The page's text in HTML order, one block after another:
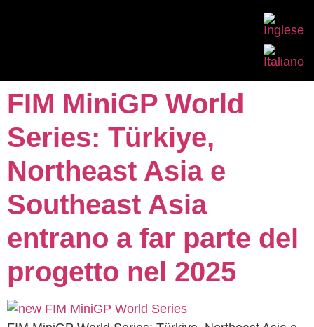
FIM MiniGP World
Series: Türkiye,
Northeast Asia e
Southeast Asia
entrano a far parte del
progetto nel 2025